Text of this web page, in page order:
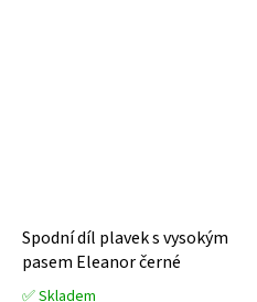
Spodní díl plavek s vysokým
pasem Eleanor černé
✅ Skladem